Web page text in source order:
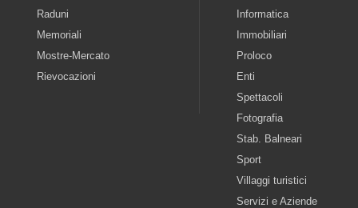
Raduni
Memoriali
Mostre-Mercato
Rievocazioni
Informatica
Immobiliari
Proloco
Enti
Spettacoli
Fotografia
Stab. Balneari
Sport
Villaggi turistici
Servizi e Aziende